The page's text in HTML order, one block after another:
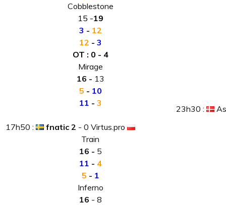
Cobblestone
15 -19
3 - 12
12 - 3
OT : 0 - 4
Mirage
16 - 13
5 - 10
11 - 3
17h50 : fnatic 2 - 0 Virtus.pro
Train
16 - 5
11 - 4
5 - 1
Inferno
16 - 8
23h30 :